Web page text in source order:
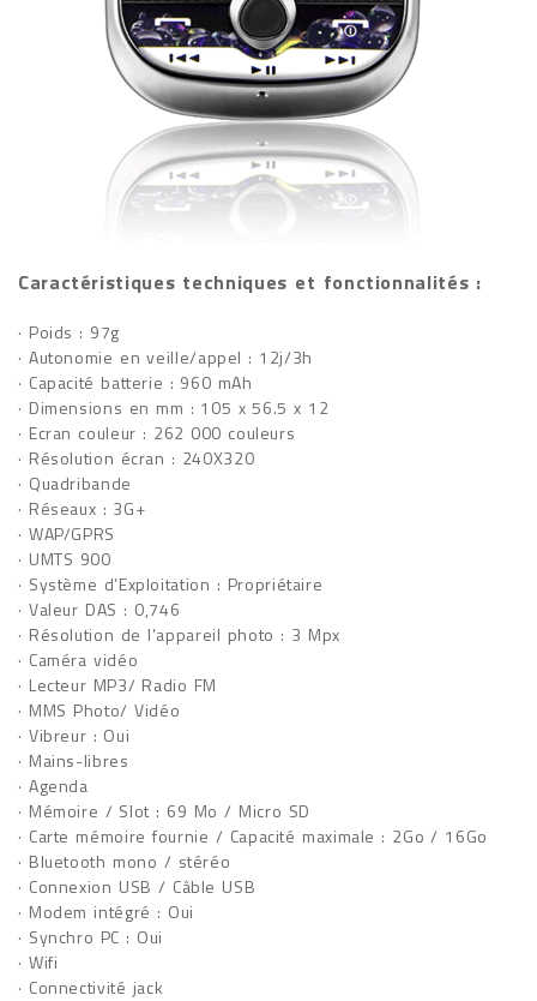
Caractéristiques techniques et fonctionnalités :
· Poids : 97g
· Autonomie en veille/appel : 12j/3h
· Capacité batterie : 960 mAh
· Dimensions en mm : 105 x 56.5 x 12
· Ecran couleur : 262 000 couleurs
· Résolution écran : 240X320
· Quadribande
· Réseaux : 3G+
· WAP/GPRS
· UMTS 900
· Système d’Exploitation : Propriétaire
· Valeur DAS : 0,746
· Résolution de l’appareil photo : 3 Mpx
· Caméra vidéo
· Lecteur MP3/ Radio FM
· MMS Photo/ Vidéo
· Vibreur : Oui
· Mains-libres
· Agenda
· Mémoire / Slot : 69 Mo / Micro SD
· Carte mémoire fournie / Capacité maximale : 2Go / 16Go
· Bluetooth mono / stéréo
· Connexion USB / Câble USB
· Modem intégré : Oui
· Synchro PC : Oui
· Wifi
· Connectivité jack